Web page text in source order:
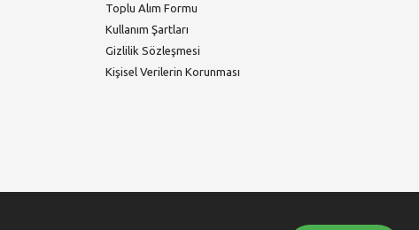
Toplu Alım Formu
Kullanım Şartları
Gizlilik Sözleşmesi
Kişisel Verilerin Korunması